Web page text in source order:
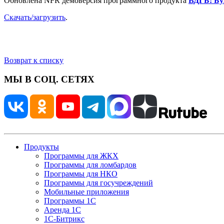
Скачать/загрузить.
Возврат к списку
МЫ В СОЦ. СЕТЯХ
Продукты
Программы для ЖКХ
Программы для ломбардов
Программы для НКО
Программы для госучреждений
Мобильные приложения
Программы 1С
Аренда 1С
1С-Битрикс